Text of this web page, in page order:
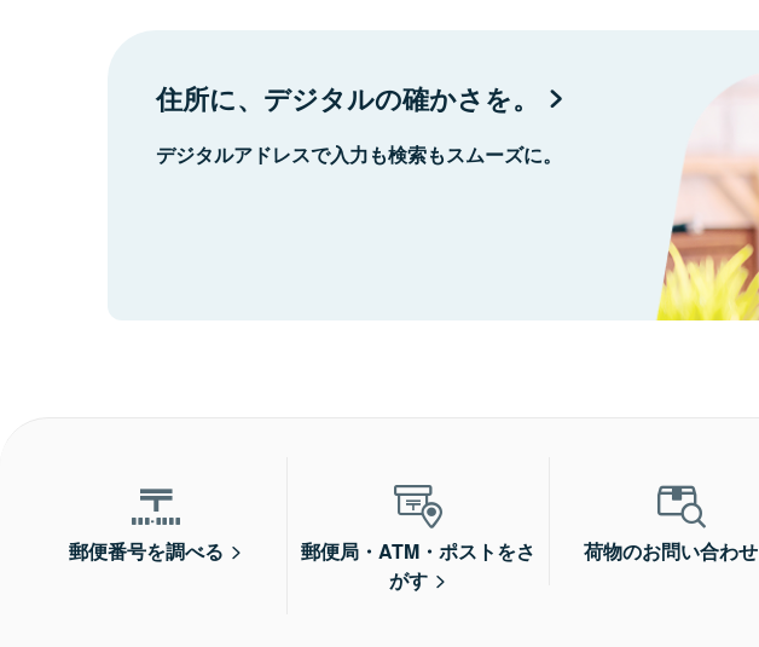
住所に、デジタルの確かさを。
デジタルアドレスで入力も検索もスムーズに。
郵便番号を調べる
郵便局・ATM・ポストをさ
がす
荷物のお問い合わせ